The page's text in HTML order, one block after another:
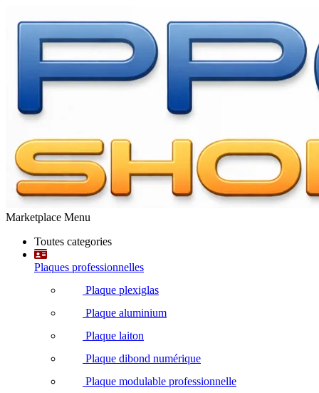
Marketplace Menu
Toutes categories
Plaques professionnelles
Plaque plexiglas
Plaque aluminium
Plaque laiton
Plaque dibond numérique
Plaque modulable professionnelle